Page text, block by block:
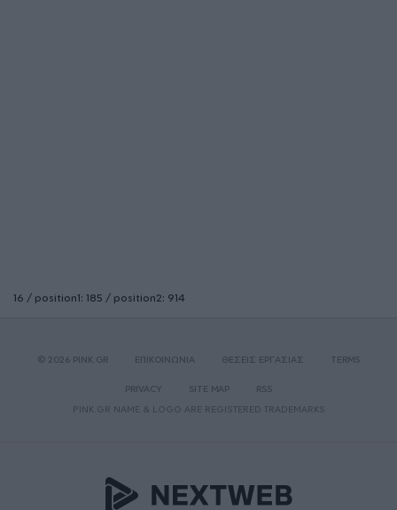
16 / position1: 185 / position2: 914
© 2026 PINK.GR ΕΠΙΚΟΙΝΩΝΙΑ ΘΕΣΕΙΣ ΕΡΓΑΣΙΑΣ TERMS
PRIVACY SITE MAP
RSS
PINK.GR NAME & LOGO ARE REGISTERED TRADEMARKS